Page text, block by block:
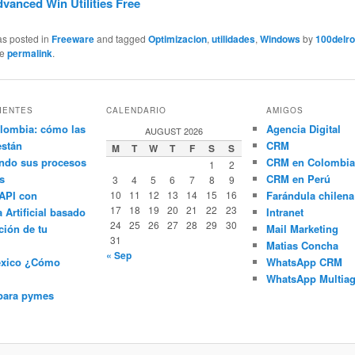
posted inFreewareand taggedOptimizacion,utilidades,Windowsby
permalink.
cómo las
sus procesos
con
Artificial basado
de tu
¿Cómo
pymes
CALENDARIO
AUGUST 2026
M T W T F S S
1
2
3
4 5 6 7 8
9
10
11 12 13 14 15
16
17
18 19 20 21 22
23
24
25 26 27 28 29
30
31
« Sep
AMIGOS
Agencia Digital
CRM
CRM en Colombia
CRM en Perú
Farándula chilena
Intranet
Mail Marketing
Matias Concha
WhatsApp CRM
WhatsApp